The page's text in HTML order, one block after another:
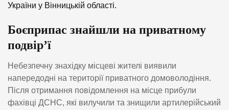
України у Вінницькій області.
Боєприпас знайшли на приватному
подвір’ї
Небезпечну знахідку місцеві жителі виявили
напередодні на території приватного домоволодіння.
Після отримання повідомлення на місце прибули
фахівці ДСНС, які вилучили та знищили артилерійський